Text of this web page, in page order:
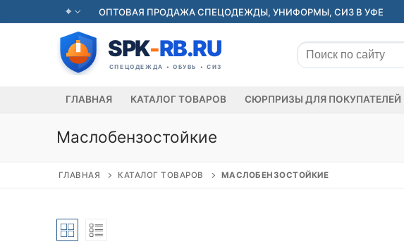
к
содержимому
ОПТОВАЯ ПРОДАЖА СПЕЦОДЕЖДЫ, УНИФОРМЫ, СИЗ В УФЕ
Искать:
ГЛАВНАЯ КАТАЛОГ ТОВАРОВ СЮРПРИЗЫ ДЛЯ ПОКУПАТЕЛЕЙ
Маслобензостойкие
ГЛАВНАЯ КАТАЛОГ ТОВАРОВ МАСЛОБЕНЗОСТОЙКИЕ